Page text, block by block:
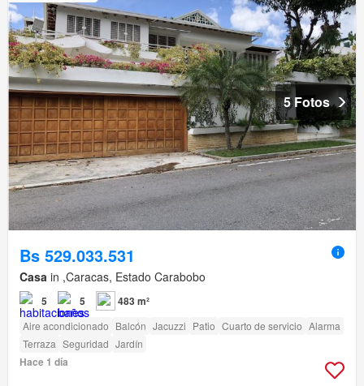
5 Fotos
Bs 529.033.531
Casa in ,Caracas, Estado Carabobo
5 5 483 m²
Aire acondicionado Balcón Jacuzzi Patio Cuarto de servicio Alarma
Terraza Seguridad Jardín
Hace 1 día